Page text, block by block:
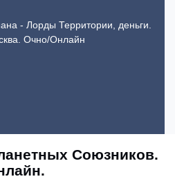
- Лорды Территории, деньги.
Очно/Онлайн
Союзников.